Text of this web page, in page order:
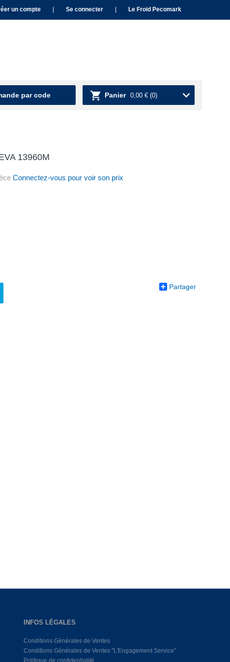
un compte Se connecter Le Froid Pecomark
par code Panier 0,00 € (0)
13960M
Connectez-vous pour voir son prix
Partager
INFOS LÉGALES
Conditions Générales de Ventes
Conditions Générales de Ventes ''L'Engagement Service''
Politique de confidentialité